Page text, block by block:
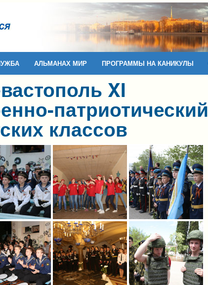
АЛЬМАНАХ МИР ПРОГРАММЫ НА КАНИКУЛЫ
XI
патриотический
классов